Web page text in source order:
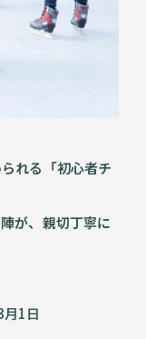
れる「初心者チ
が、親切丁寧に
1日